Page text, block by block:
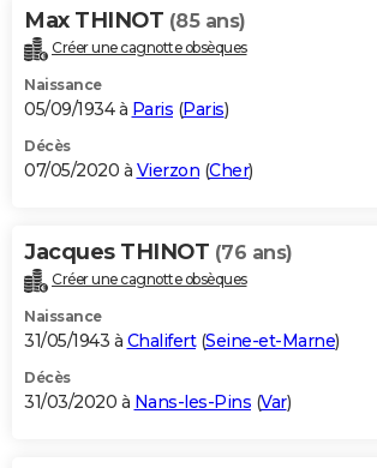
Max THINOT (85 ans)
Créer une cagnotte obsèques
Naissance
05/09/1934 à Paris (Paris)
Décès
07/05/2020 à Vierzon (Cher)
Jacques THINOT (76 ans)
Créer une cagnotte obsèques
Naissance
31/05/1943 à Chalifert(Seine-et-Marne)
Décès
31/03/2020 à Nans-les-Pins (Var)